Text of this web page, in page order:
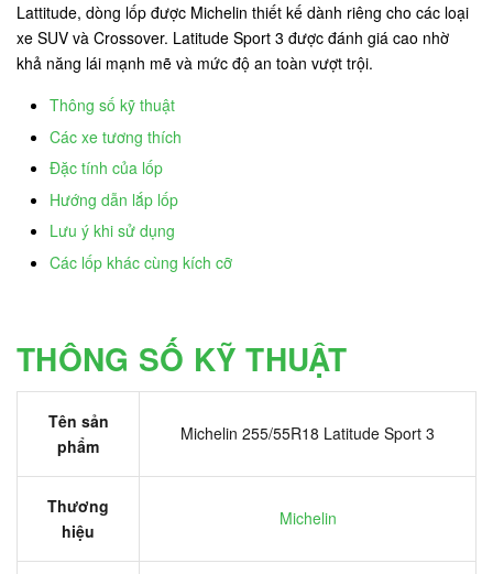
Lattitude, dòng lốp được Michelin thiết kế dành riêng cho các loại
xe SUV và Crossover. Latitude Sport 3 được đánh giá cao nhờ
khả năng lái mạnh mẽ và mức độ an toàn vượt trội.
Thông số kỹ thuật
Các xe tương thích
Đặc tính của lốp
Hướng dẫn lắp lốp
Lưu ý khi sử dụng
Các lốp khác cùng kích cỡ
THÔNG SỐ KỸ THUẬT
Tên sản
phẩm
Michelin 255/55R18 Latitude Sport 3
Thương
hiệu
Michelin